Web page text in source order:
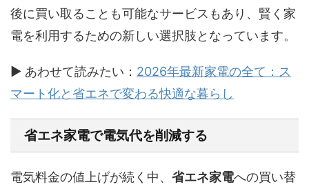
後に買い取ることも可能なサービスもあり、賢く家
電を利用するための新しい選択肢となっています。
▶ あわせて読みたい： 2026年最新家電の全て：ス
マート化と省エネで変わる快適な暮らし
省エネ家電で電気代を削減する
電気料金の値上げが続く中、 省エネ家電への買い替